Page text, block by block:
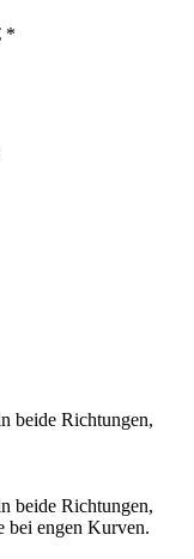
*
beide Richtungen,
beide Richtungen,
bei engen Kurven.